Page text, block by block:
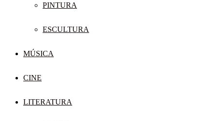
PINTURA
ESCULTURA
MÚSICA
CINE
LITERATURA